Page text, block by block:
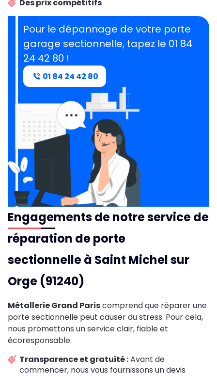
Des prix compétitifs
Pour le dépannage de votre porte
garage sectionnelle, tapez le 01 84
24 42 80 !
01 84 24 42 80
Engagements de notre service de
réparation de porte
sectionnelle à Saint Michel sur
Orge (91240)
Métallerie Grand Pariscomprend que réparer une
porte sectionnelle peut causer du stress. Pour cela,
nous promettons un service clair, fiable et
écoresponsable.
Transparence et gratuité :Avant de
commencer, nous vous fournissons un devis